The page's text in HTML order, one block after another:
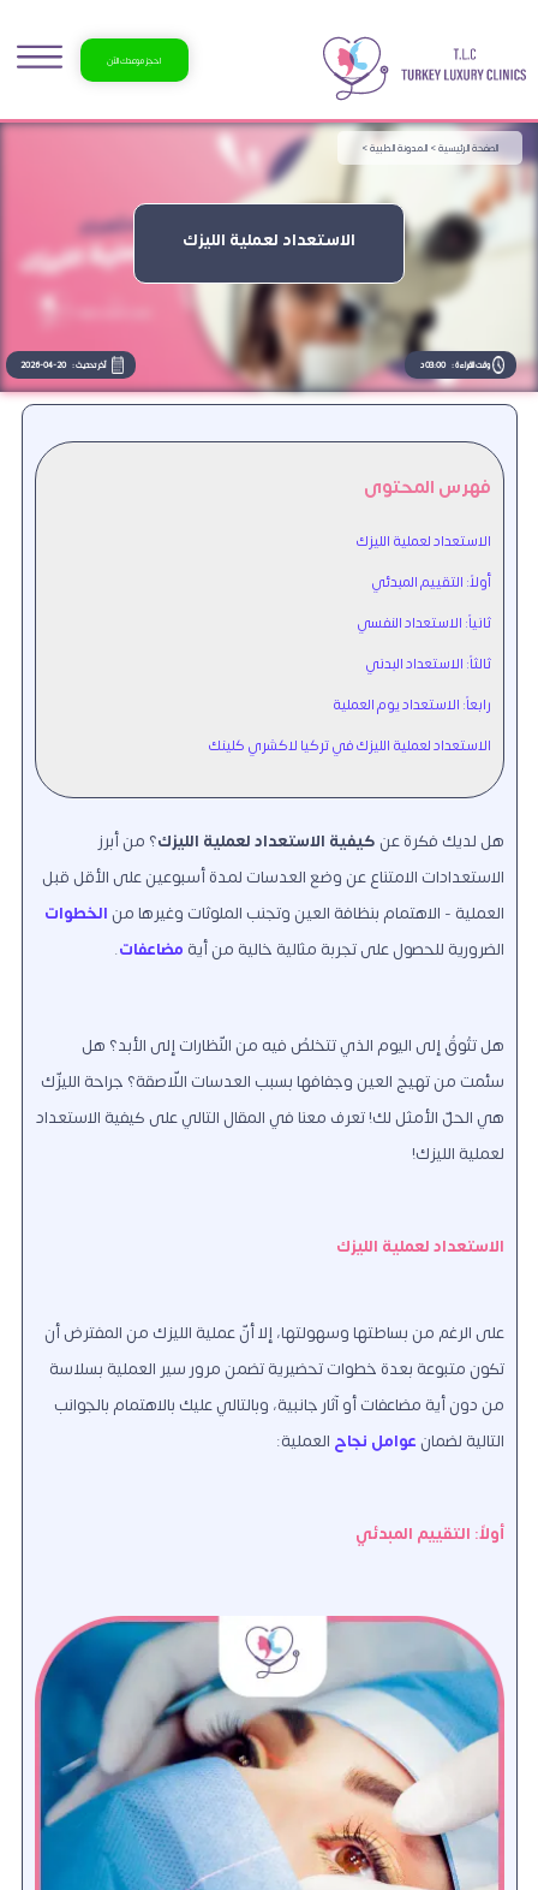
احجز موعدك الآن
الاستعداد لعملية الليزك
الصفحة الرئيسية >المدونة الطبية >
وقت القراءة : 03:00 د آخر تحديث : 2026-04-20
فهرس المحتوى
الاستعداد لعملية الليزك
أولاً: التقييم المبدئي
ثانياً: الاستعداد النفسي
ثالثاً: الاستعداد البدني
رابعاً: الاستعداد يوم العملية
الاستعداد لعملية الليزك في تركيا لاكشري كلينك
هل لديك فكرة عن كيفية الاستعداد لعملية الليزك؟ من أبرز
الاستعدادات الامتناع عن وضع العدسات لمدة أسبوعين على الأقل قبل
العملية - الاهتمام بنظافة العين وتجنب الملوثات وغيرها من الخطوات
الضرورية للحصول على تجربة مثالية خالية من أية مضاعفات.
هل تتُوقُ إلى اليوم الذي تتخلصُ فيه من النّظارات إلى الأبد؟ هل
سئمت من تهيُّج العين وجفافها بسبب العدسات اللّاصقة؟ جراحة الليزّك
هي الحلّ الأمثل لك! تعرف معنا في المقال التالي على كيفية الاستعداد
لعملية الليزك!
الاستعداد لعملية الليزك
على الرغم من بساطتها وسهولتها، إلا أنّ عملية الليزك من المفترض أن
تكون متبوعة بعدة خطوات تحضيرية تضمن مرور سير العملية بسلاسة
من دون أية مضاعفات أو آثار جانبية، وبالتالي عليك بالاهتمام بالجوانب
التالية لضمان عوامل نجاح العملية:
أولاً: التقييم المبدئي